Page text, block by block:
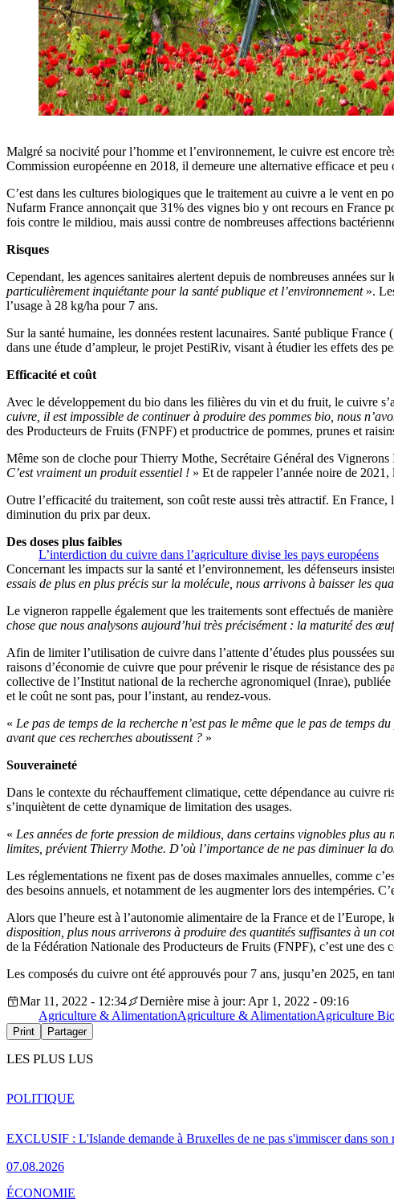
Malgré sa nocivité pour l’homme et l’environnement, le cuivre est encore
Commission européenne en 2018, il demeure une alternative efficace et
C’est dans les cultures biologiques que le traitement au cuivre a le vent en
Nufarm France annonçait que 31% des vignes bio y ont recours en France
fois contre le mildiou, mais aussi contre de nombreuses affections
Risques
Cependant, les agences sanitaires alertent depuis de nombreuses années
particulièrement inquiétante pour la santé publique et l’environnement».
l’usage à 28 kg/ha pour 7 ans.
Sur la santé humaine, les données restent lacunaires. Santé publique
dans une étude d’ampleur, le projet PestiRiv, visant à étudier les effets des
Efficacité et coût
Avec le développement du bio dans les filières du vin et du fruit, le cuivre
cuivre, il est impossible de continuer à produire des pommes bio, nous
des Producteurs de Fruits (FNPF) et productrice de pommes, prunes et
Même son de cloche pour Thierry Mothe, Secrétaire Général des
C’est vraiment un produit essentiel ! » Et de rappeler l’année noire de
Outre l’efficacité du traitement, son coût reste aussi très attractif. En
diminution du prix par deux.
L’interdiction du cuivre dans l’agriculture divise les pays européens
Des doses plus faibles
Concernant les impacts sur la santé et l’environnement, les défenseurs
essais de plus en plus précis sur la molécule, nous arrivons à baisser les
Le vigneron rappelle également que les traitements sont effectués de
chose que nous analysons aujourd’hui très précisément : la maturité des
Afin de limiter l’utilisation de cuivre dans l’attente d’études plus poussées
raisons d’économie de cuivre que pour prévenir le risque de résistance des
collective de l’Institut national de la recherche agronomiquel (Inrae),
et le coût ne sont pas, pour l’instant, au rendez-vous.
« Le pas de temps de la recherche n’est pas le même que le pas de temps
avant que ces recherches aboutissent ? »
Souveraineté
Dans le contexte du réchauffement climatique, cette dépendance au cuivre
s’inquiètent de cette dynamique de limitation des usages.
« Les années de forte pression de mildious, dans certains vignobles plus
limites, prévient Thierry Mothe. D’où l’importance de ne pas diminuer la
Les réglementations ne fixent pas de doses maximales annuelles, comme
des besoins annuels, et notamment de les augmenter lors des intempéries.
Alors que l’heure est à l’autonomie alimentaire de la France et de
disposition, plus nous arriverons à produire des quantités suffisantes à un
de la Fédération Nationale des Producteurs de Fruits (FNPF), c’est une des
Les composés du cuivre ont été approuvés pour 7 ans, jusqu’en 2025, en
Mar 11, 2022 - 12:34
Dernière mise à jour: Apr 1, 2022 - 09:16
Agriculture & AlimentationAgriculture & AlimentationAgriculture
Print Partager
LES PLUS LUS
EXCLUSIF : L'Islande demande à Bruxelles de ne pas s'immiscer dans son
07.08.2026
POLITIQUE
ÉCONOMIE